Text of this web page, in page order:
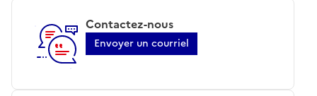
Contactez-nous
Envoyer un courriel